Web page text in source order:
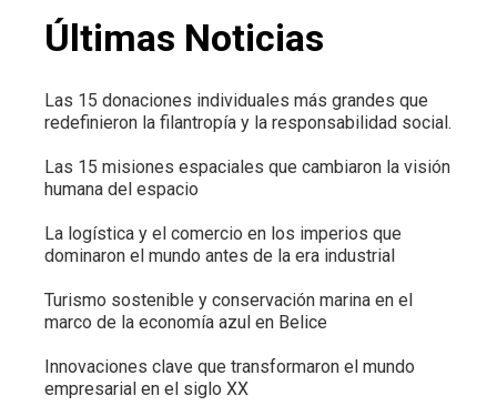
Últimas Noticias
Las 15 donaciones individuales más grandes que
redefinieron la filantropía y la responsabilidad social.
Las 15 misiones espaciales que cambiaron la visión
humana del espacio
La logística y el comercio en los imperios que
dominaron el mundo antes de la era industrial
Turismo sostenible y conservación marina en el
marco de la economía azul en Belice
Innovaciones clave que transformaron el mundo
empresarial en el siglo XX